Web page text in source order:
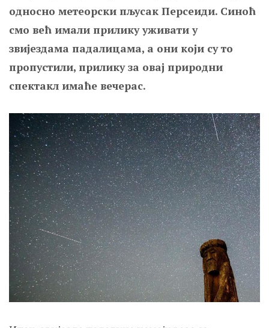
односно метеорски пљусак Персеиди. Синоћ
смо већ имали прилику уживати у
звијездама падалицама, а они који су то
пропустили, прилику за овај природни
спектакл имаће вечерас.